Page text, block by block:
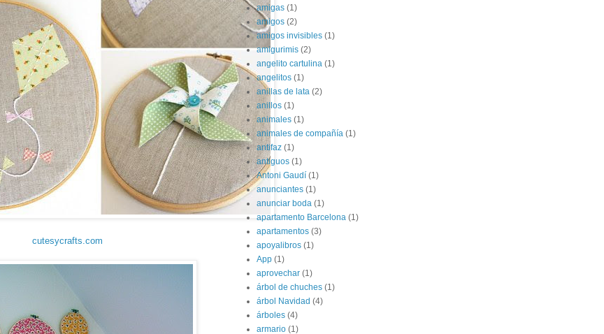
cutesycrafts.com
amigas (1)
amigos (2)
amigos invisibles (1)
amigurimis (2)
angelito cartulina (1)
angelitos (1)
anillas de lata (2)
anillos (1)
animales (1)
animales de compañía (1)
antifaz (1)
antiguos (1)
Antoni Gaudí (1)
anunciantes (1)
anunciar boda (1)
apartamento Barcelona (1)
apartamentos (3)
apoyalibros (1)
App (1)
aprovechar (1)
árbol de chuches (1)
árbol Navidad (4)
árboles (4)
armario (1)